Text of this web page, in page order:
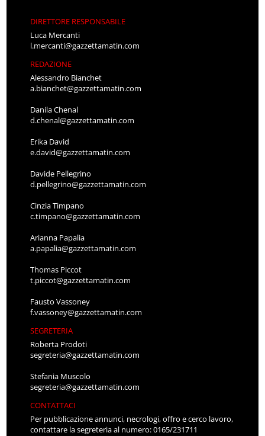
DIRETTORE RESPONSABILE
Luca Mercanti
l.mercanti@gazzettamatin.com
REDAZIONE
Alessandro Bianchet
a.bianchet@gazzettamatin.com
Danila Chenal
d.chenal@gazzettamatin.com
Erika David
e.david@gazzettamatin.com
Davide Pellegrino
d.pellegrino@gazzettamatin.com
Cinzia Timpano
c.timpano@gazzettamatin.com
Arianna Papalia
a.papalia@gazzettamatin.com
Thomas Piccot
t.piccot@gazzettamatin.com
Fausto Vassoney
f.vassoney@gazzettamatin.com
SEGRETERIA
Roberta Prodoti
segreteria@gazzettamatin.com
Stefania Muscolo
segreteria@gazzettamatin.com
CONTATTACI
Per pubblicazione annunci, necrologi, offro e cerco lavoro,
contattare la segreteria al numero: 0165/231711